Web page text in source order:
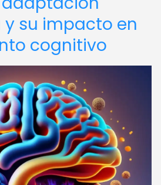
su impacto en
cognitivo